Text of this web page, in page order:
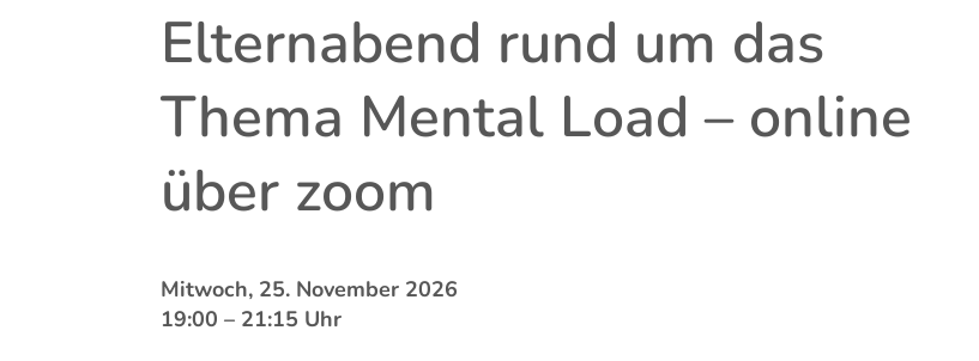
Elternabend rund um das
Thema Mental Load – online
über zoom
Mitwoch, 25. November 2026
19:00 – 21:15 Uhr